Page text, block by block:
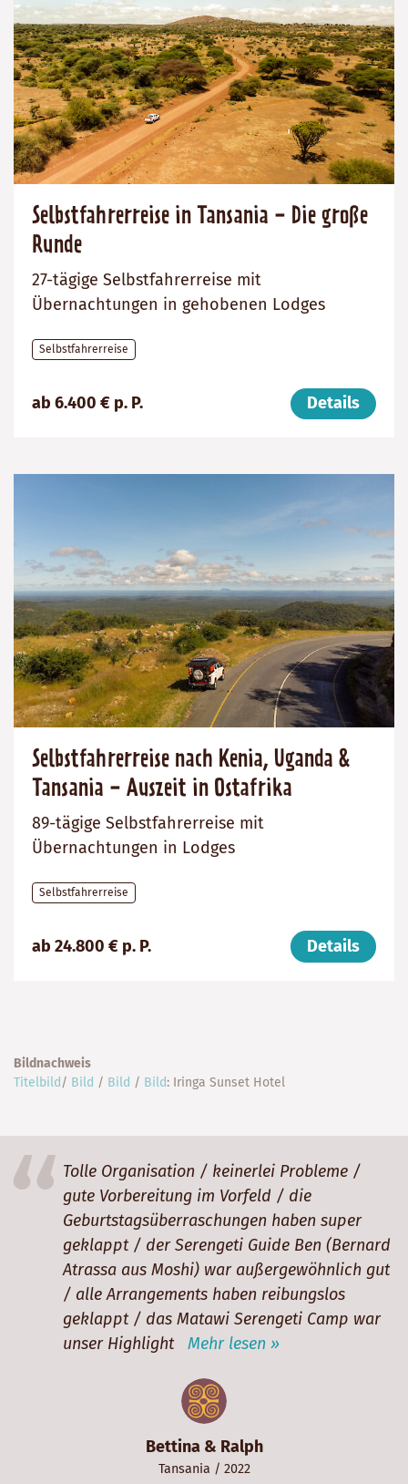
Selbstfahrerreise in Tansania - Die große
Runde
27-tägige Selbstfahrerreise mit
Übernachtungen in gehobenen Lodges
Selbstfahrerreise
ab 6.400 € p. P. Details
(ab):
27
Tansania
Selbstfahrerreise nach Kenia, Uganda &
Tansania - Auszeit in Ostafrika
89-tägige Selbstfahrerreise mit
Übernachtungen in Lodges
Selbstfahrerreise
ab 24.800 € p. P. Details
(ab):
89
Tansania,
Bildnachweis
Titelbild / Bild / Bild / Bild: Iringa Sunset Hotel
Bettina & Ralph
Tansania / 2022
Tolle Organisation / keinerlei Probleme /
gute Vorbereitung im Vorfeld / die
Geburtstagsüberraschungen haben super
geklappt / der Serengeti Guide Ben (Bernard
Atrassa aus Moshi) war außergewöhnlich gut
/ alle Arrangements haben reibungslos
geklappt / das Matawi Serengeti Camp war
unser Highlight Mehr lesen »